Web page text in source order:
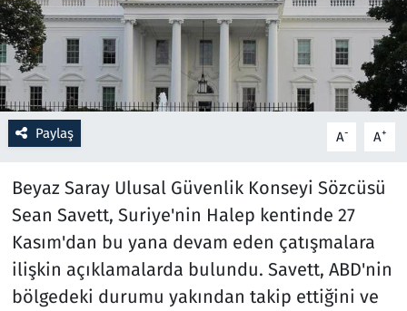
Paylaş A- A+
Beyaz Saray Ulusal Güvenlik Konseyi Sözcüsü
Sean Savett, Suriye'nin Halep kentinde 27
Kasım'dan bu yana devam eden çatışmalara
ilişkin açıklamalarda bulundu. Savett, ABD'nin
bölgedeki durumu yakından takip ettiğini ve
Seçim 2023
Spor
Teknoloji ve Bilim